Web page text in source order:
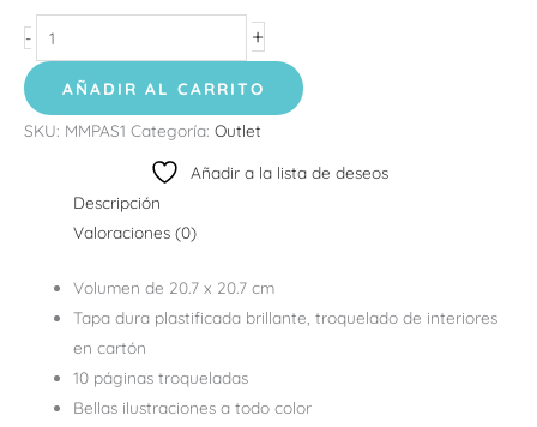
- +
AÑADIR AL CARRITO
SKU: MMPAS1 Categoría: Outlet
Añadir a la lista de deseos
Descripción
Valoraciones (0)
Volumen de 20.7 x 20.7 cm
Tapa dura plastificada brillante, troquelado de interiores
en cartón
10 páginas troqueladas
Bellas ilustraciones a todo color